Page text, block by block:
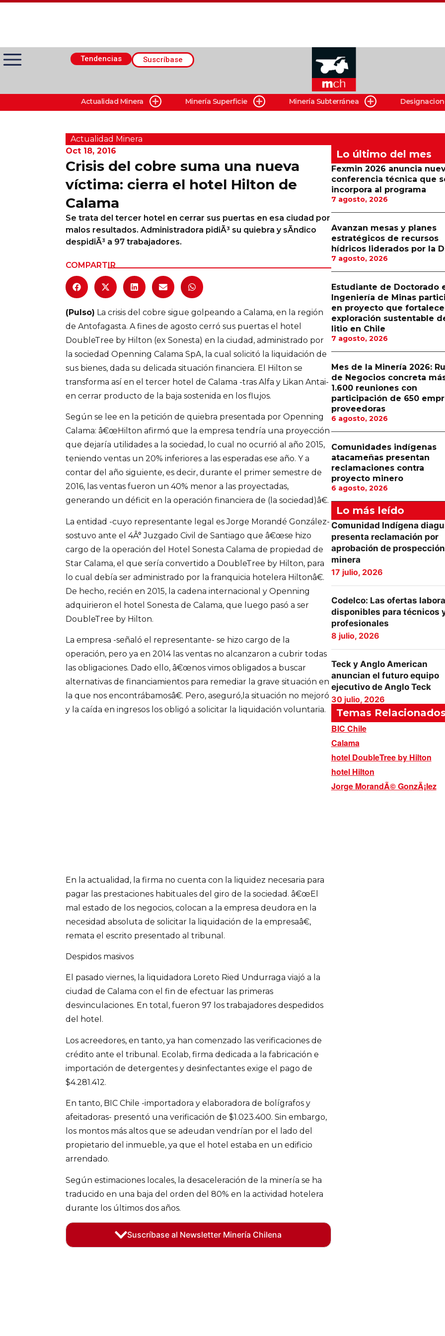
Tendencias Suscríbase
Actualidad Minera
Minería Superficie
Minerí­a Subterránea
Columnas de Opinión
Calendario de Eventos
Actualidad Minera Minería Superficie Minería Subterránea
Actualidad Minera
Oct 18, 2016
Crisis del cobre suma una nueva
víctima: cierra el hotel Hilton de
Calama
Se trata del tercer hotel en cerrar sus puertas en esa ciudad por
malos resultados. Administradora pidiÃ³ su quiebra y sÃ­ndico
despidiÃ³ a 97 trabajadores.
COMPARTIR
(Pulso) La crisis del cobre sigue golpeando a Calama, en la región
de Antofagasta. A fines de agosto cerró sus puertas el hotel
DoubleTree by Hilton (ex Sonesta) en la ciudad, administrado por
la sociedad Openning Calama SpA, la cual solicitó la liquidación de
sus bienes, dada su delicada situación financiera. El Hilton se
transforma así en el tercer hotel de Calama -tras Alfa y Likan Antai-
en cerrar producto de la baja sostenida en los flujos.
Según se lee en la petición de quiebra presentada por Openning
Calama: â€œHilton afirmó que la empresa tendría una proyección
que dejaría utilidades a la sociedad, lo cual no ocurrió al año 2015,
teniendo ventas un 20% inferiores a las esperadas ese año. Y a
contar del año siguiente, es decir, durante el primer semestre de
2016, las ventas fueron un 40% menor a las proyectadas,
generando un déficit en la operación financiera de (la sociedad)â€.
La entidad -cuyo representante legal es Jorge Morandé González-
sostuvo ante el 4Â° Juzgado Civil de Santiago que â€œse hizo
cargo de la operación del Hotel Sonesta Calama de propiedad de
Star Calama, el que sería convertido a DoubleTree by Hilton, para
lo cual debía ser administrado por la franquicia hotelera Hiltonâ€.
De hecho, recién en 2015, la cadena internacional y Openning
adquirieron el hotel Sonesta de Calama, que luego pasó a ser
DoubleTree by Hilton.
La empresa -señaló el representante- se hizo cargo de la
operación, pero ya en 2014 las ventas no alcanzaron a cubrir todas
las obligaciones. Dado ello, â€œnos vimos obligados a buscar
alternativas de financiamientos para remediar la grave situación en
la que nos encontrábamosâ€. Pero, aseguró,la situación no mejoró
y la caída en ingresos los obligó a solicitar la liquidación voluntaria.
En la actualidad, la firma no cuenta con la liquidez necesaria para
pagar las prestaciones habituales del giro de la sociedad. â€œEl
mal estado de los negocios, colocan a la empresa deudora en la
necesidad absoluta de solicitar la liquidación de la empresaâ€,
remata el escrito presentado al tribunal.
Despidos masivos
El pasado viernes, la liquidadora Loreto Ried Undurraga viajó a la
ciudad de Calama con el fin de efectuar las primeras
desvinculaciones. En total, fueron 97 los trabajadores despedidos
del hotel.
Los acreedores, en tanto, ya han comenzado las verificaciones de
crédito ante el tribunal. Ecolab, firma dedicada a la fabricación e
importación de detergentes y desinfectantes exige el pago de
$4.281.412.
En tanto, BIC Chile -importadora y elaboradora de bolígrafos y
afeitadoras- presentó una verificación de $1.023.400. Sin embargo,
los montos más altos que se adeudan vendrían por el lado del
propietario del inmueble, ya que el hotel estaba en un edificio
arrendado.
Según estimaciones locales, la desaceleración de la minería se ha
traducido en una baja del orden del 80% en la actividad hotelera
durante los últimos dos años.
Suscríbase al Newsletter Minería Chilena
Lo último del mes
Fexmin 2026 anuncia
conferencia técnica que
incorpora al programa
7 agosto, 2026
Avanzan mesas y planes
estratégicos de recursos
hídricos liderados por la
7 agosto, 2026
Estudiante de Doctorado
Ingeniería de Minas
en proyecto que
exploración sustentable
litio en Chile
7 agosto, 2026
Mes de la Minería 2026:
de Negocios concreta
1.600 reuniones con
participación de 650
proveedoras
6 agosto, 2026
Comunidades indígenas
atacameñas presentan
reclamaciones contra
proyecto minero
6 agosto, 2026
Lo más leído
Comunidad Indígena
presenta reclamación por
aprobación de prospección
minera
17 julio, 2026
Codelco: Las ofertas
disponibles para técnicos
profesionales
8 julio, 2026
Teck y Anglo American
anuncian el futuro equipo
ejecutivo de Anglo Teck
30 julio, 2026
Temas Relacionados
BIC Chile
Calama
hotel DoubleTree by Hilton
hotel Hilton
Jorge MorandÃ© GonzÃ¡lez